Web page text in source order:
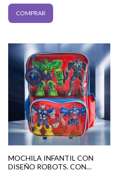
MOCHILA INFANTIL CON
DISEÑO ROBOTS. CON